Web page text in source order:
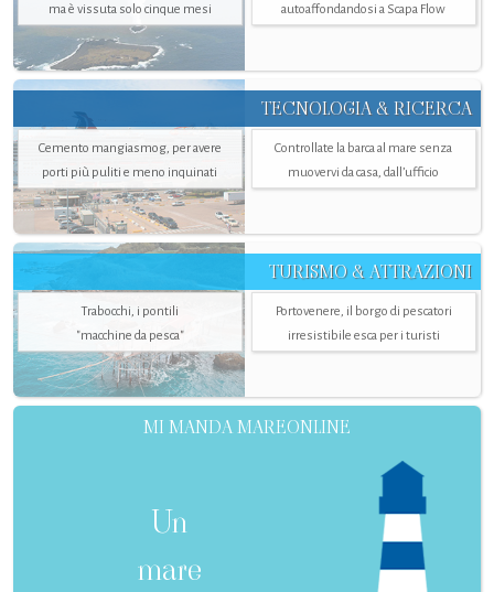
ma è vissuta solo cinque mesi
autoaffondandosi a Scapa Flow
TECNOLOGIA & RICERCA
Cemento mangiasmog, per avere
porti più puliti e meno inquinati
Controllate la barca al mare senza
muovervi da casa, dall’ufficio
TURISMO & ATTRAZIONI
Trabocchi, i pontili
"macchine da pesca"
Portovenere, il borgo di pescatori
irresistibile esca per i turisti
MI MANDA MAREONLINE
Un
mare